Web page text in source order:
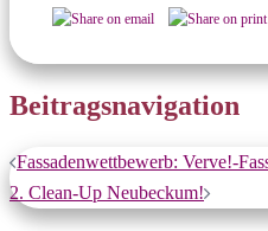
Beitragsnavigation
Fassadenwettbewerb: Verve!-
2. Clean-Up Neubeckum!